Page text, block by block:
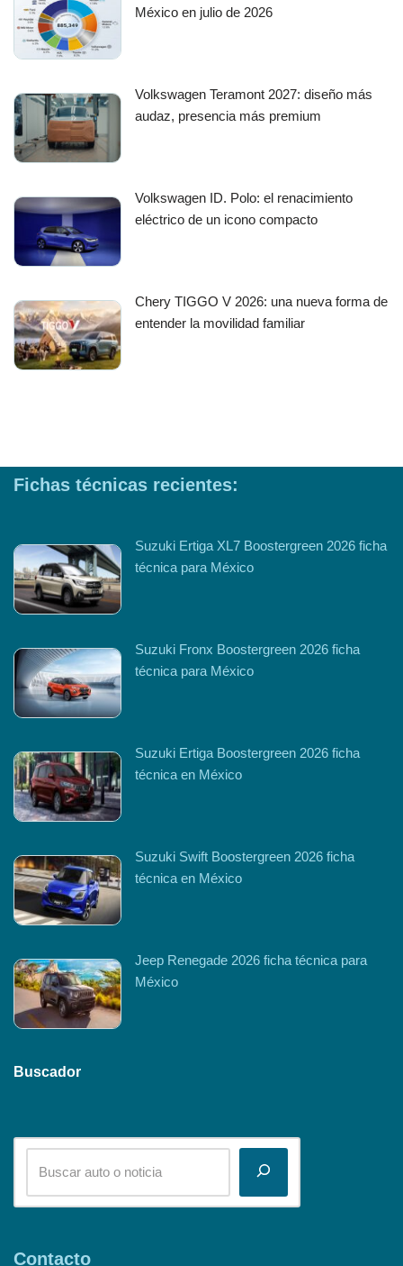
México en julio de 2026
Volkswagen Teramont 2027: diseño más
audaz, presencia más premium
Volkswagen ID. Polo: el renacimiento
eléctrico de un icono compacto
Chery TIGGO V 2026: una nueva forma de
entender la movilidad familiar
Fichas técnicas recientes:
Suzuki Ertiga XL7 Boostergreen 2026 ficha
técnica para México
Suzuki Fronx Boostergreen 2026 ficha
técnica para México
Suzuki Ertiga Boostergreen 2026 ficha
técnica en México
Suzuki Swift Boostergreen 2026 ficha
técnica en México
Jeep Renegade 2026 ficha técnica para
México
Buscador
Contacto